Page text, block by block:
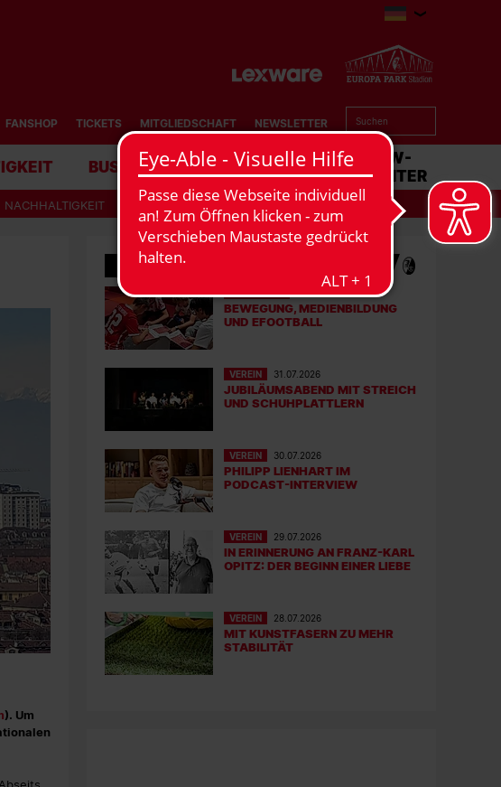
FANSHOP TICKETS MITGLIEDSCHAFT NEWSLETTER
BUSINESS STADION MATCHCENTER
NACHHALTIGKEIT
). Um
EFOOTBALL 06.08.2026
BEWEGUNG, MEDIENBILDUNG
UND EFOOTBALL
VEREIN 31.07.2026
JUBILÄUMSABEND MIT STREICH
UND SCHUHPLATTLERN
VEREIN 30.07.2026
PHILIPP LIENHART IM
PODCAST-INTERVIEW
VEREIN 29.07.2026
IN ERINNERUNG AN FRANZ-KARL
OPITZ: DER BEGINN EINER LIEBE
VEREIN 28.07.2026
MIT KUNSTFASERN ZU MEHR
STABILITÄT